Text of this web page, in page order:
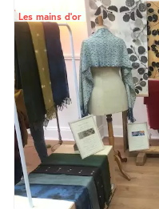
Les mains d’or